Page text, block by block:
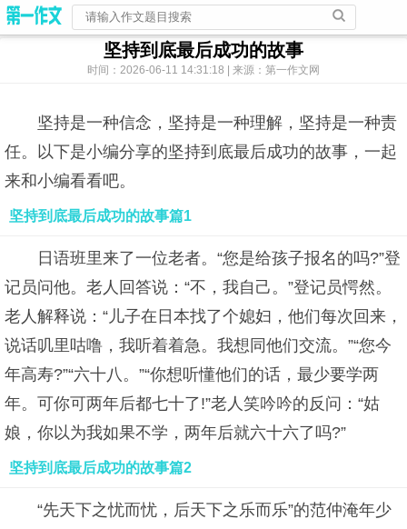
坚持到底最后成功的故事
时间：2026-06-11 14:31:18 | 来源：第一作文网
坚持是一种信念，坚持是一种理解，坚持是一种责
任。以下是小编分享的坚持到底最后成功的故事，一起
来和小编看看吧。
坚持到底最后成功的故事篇1
日语班里来了一位老者。“您是给孩子报名的吗?”登
记员问他。老人回答说：“不，我自己。”登记员愕然。
老人解释说：“儿子在日本找了个媳妇，他们每次回来，
说话叽里咕噜，我听着着急。我想同他们交流。”“您今
年高寿?”“六十八。”“你想听懂他们的话，最少要学两
年。可你可两年后都七十了!”老人笑吟吟的反问：“姑
娘，你以为我如果不学，两年后就六十六了吗?”
坚持到底最后成功的故事篇2
“先天下之忧而忧，后天下之乐而乐”的范仲淹年少